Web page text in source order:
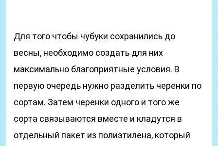
Для того чтобы чубуки сохранились до
весны, необходимо создать для них
максимально благоприятные условия. В
первую очередь нужно разделить черенки по
сортам. Затем черенки одного и того же
сорта связываются вместе и кладутся в
отдельный пакет из полиэтилена, который